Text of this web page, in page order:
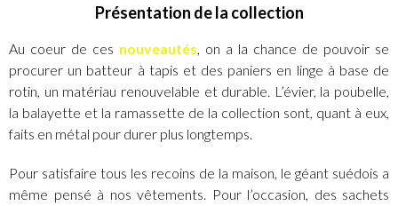
Présentation de la collection
Au coeur de ces nouveautés, on a la chance de pouvoir se
procurer un batteur à tapis et des paniers en linge à base de
rotin, un matériau renouvelable et durable. L’évier, la poubelle,
la balayette et la ramassette de la collection sont, quant à eux,
faits en métal pour durer plus longtemps.
Pour satisfaire tous les recoins de la maison, le géant suédois a
même pensé à nos vêtements. Pour l’occasion, des sachets